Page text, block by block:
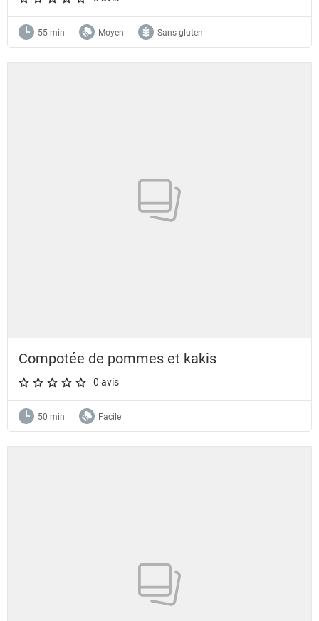
A star rating of 0 out of 5.
55 min Moyen Sans gluten
Compotée de pommes et kakis
A star rating of 0 out of 5.
0 avis
50 min Facile